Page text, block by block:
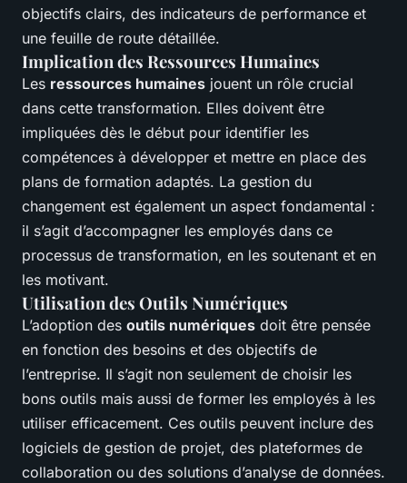
objectifs clairs, des indicateurs de performance et
une feuille de route détaillée.
Implication des Ressources Humaines
Les ressources humaines jouent un rôle crucial
dans cette transformation. Elles doivent être
impliquées dès le début pour identifier les
compétences à développer et mettre en place des
plans de formation adaptés. La gestion du
changement est également un aspect fondamental :
il s’agit d’accompagner les employés dans ce
processus de transformation, en les soutenant et en
les motivant.
Utilisation des Outils Numériques
L’adoption des outils numériques doit être pensée
en fonction des besoins et des objectifs de
l’entreprise. Il s’agit non seulement de choisir les
bons outils mais aussi de former les employés à les
utiliser efficacement. Ces outils peuvent inclure des
logiciels de gestion de projet, des plateformes de
collaboration ou des solutions d’analyse de données.